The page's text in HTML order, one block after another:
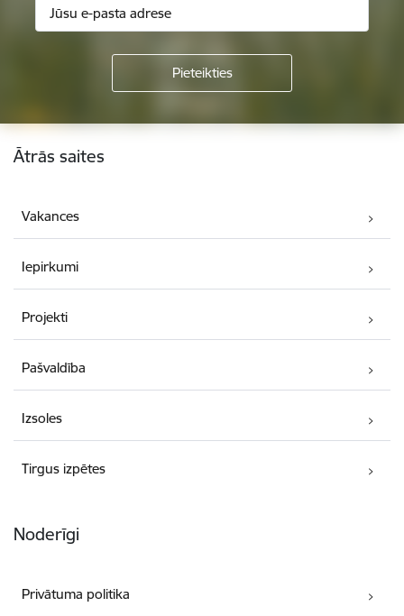
Kājene
Ātrās saites
Vakances
Iepirkumi
Projekti
Pašvaldība
Izsoles
Tirgus izpētes
Noderīgi
Privātuma politika